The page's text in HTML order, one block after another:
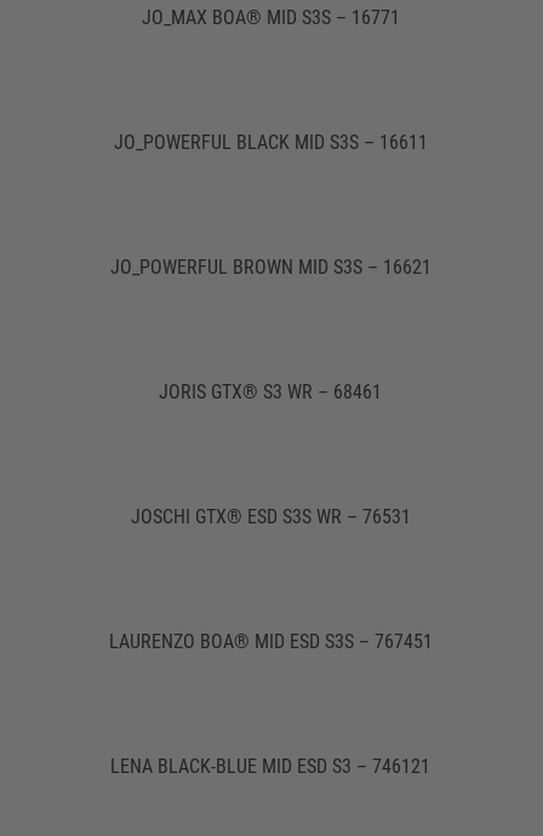
JO_MAX BOA® MID S3S – 16771
JO_POWERFUL BLACK MID S3S – 16611
JO_POWERFUL BROWN MID S3S – 16621
JORIS GTX® S3 WR – 68461
JOSCHI GTX® ESD S3S WR – 76531
LAURENZO BOA® MID ESD S3S – 767451
LENA BLACK-BLUE MID ESD S3 – 746121